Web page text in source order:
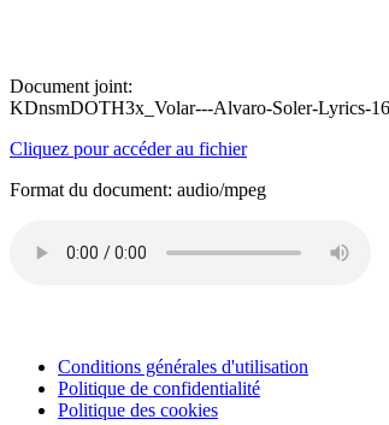
Document joint:
KDnsmDOTH3x_Volar---Alvaro-Soler-Lyrics-
Cliquez pour accéder au fichier
Format du document: audio/mpeg
Conditions générales d'utilisation
Politique de confidentialité
Politique des cookies